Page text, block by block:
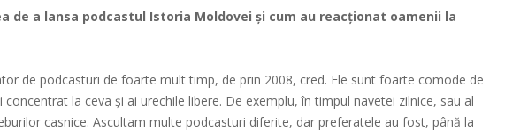
de a lansa podcastul Istoria Moldovei și cum au reacționat oamenii la
de podcasturi de foarte mult timp, de prin 2008, cred. Ele sunt foarte comode de
concentrat la ceva și ai urechile libere. De exemplu, în timpul navetei zilnice, sau al
casnice. Ascultam multe podcasturi diferite, dar preferatele au fost, până la